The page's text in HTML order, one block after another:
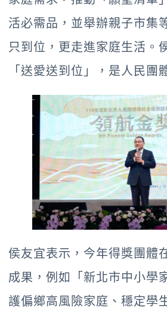
活必需品，並舉辦親子市集
只到位，更走進家庭生活。
「送愛送到位」，是人民團
侯友宜表示，今年得獎團體
成果，例如「新北市中小學
護偏鄉高風險家庭、穩定學